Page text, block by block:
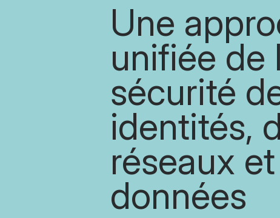
Une
unifiée de
sécurité
identités,
réseaux
données